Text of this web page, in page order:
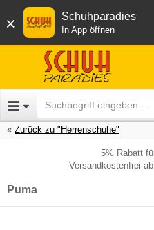
× Schuhparadies
In App öffnen
Zurück zu "Herrenschuhe"
5% Rabatt
Versandkostenfrei
Puma